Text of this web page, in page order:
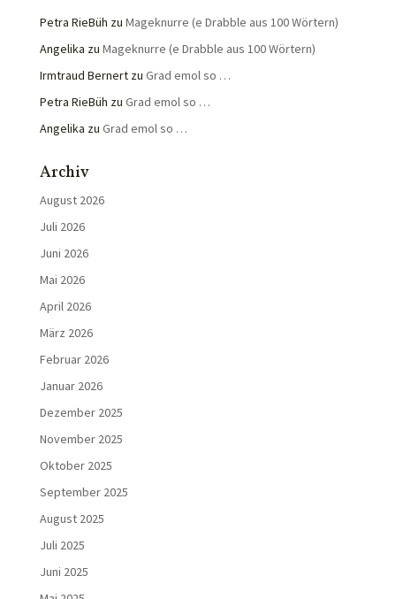
Petra RieBüh zu Mageknurre (e Drabble aus 100 Wörtern)
Angelika zu Mageknurre (e Drabble aus 100 Wörtern)
Irmtraud Bernertzu Grad emol so …
Petra RieBüh zu Grad emol so …
Angelika zu Grad emol so …
Archiv
August 2026
Juli 2026
Juni 2026
Mai 2026
April 2026
März 2026
Februar 2026
Januar 2026
Dezember 2025
November 2025
Oktober 2025
September 2025
August 2025
Juli 2025
Juni 2025